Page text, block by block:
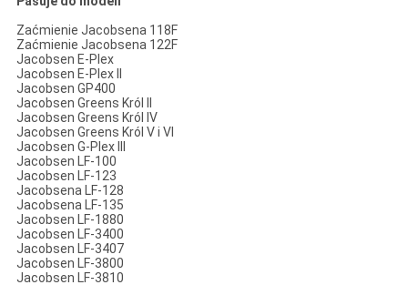
Zaćmienie Jacobsena 118F
Zaćmienie Jacobsena 122F
Jacobsen E-Plex
Jacobsen E-Plex II
Jacobsen GP400
Jacobsen Greens Król II
Jacobsen Greens Król IV
Jacobsen Greens Król V i VI
Jacobsen G-Plex III
Jacobsen LF-100
Jacobsen LF-123
Jacobsena LF-128
Jacobsena LF-135
Jacobsen LF-1880
Jacobsen LF-3400
Jacobsen LF-3407
Jacobsen LF-3800
Jacobsen LF-3810